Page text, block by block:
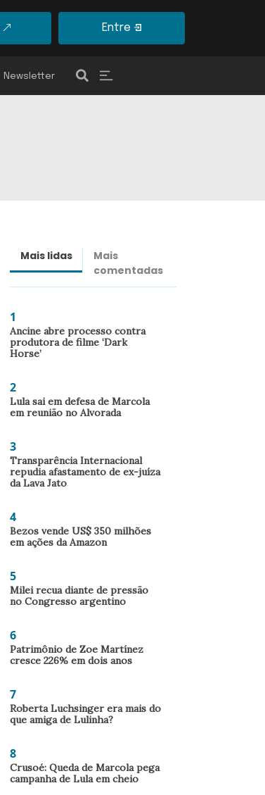
Entre
Newsletter
Mais lidas
Mais
comentadas
1
Ancine abre processo contra
produtora de filme ‘Dark
Horse’
2
Lula sai em defesa de Marcola
em reunião no Alvorada
3
Transparência Internacional
repudia afastamento de ex-juíza
da Lava Jato
4
Bezos vende US$ 350 milhões
em ações da Amazon
5
Milei recua diante de pressão
no Congresso argentino
6
Patrimônio de Zoe Martínez
cresce 226% em dois anos
7
Roberta Luchsinger era mais do
que amiga de Lulinha?
8
Crusoé: Queda de Marcola pega
campanha de Lula em cheio